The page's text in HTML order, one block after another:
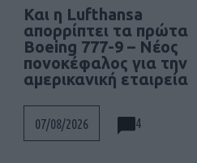
Και η Lufthansa
απορρίπτει τα πρώτα
Boeing 777-9 – Νέος
πονοκέφαλος για την
αμερικανική εταιρεία
07/08/2026 4